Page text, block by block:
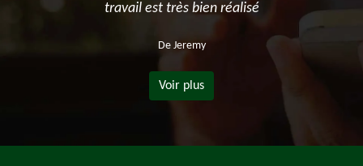
travail est très bien réalisé
De Jeremy
Voir plus